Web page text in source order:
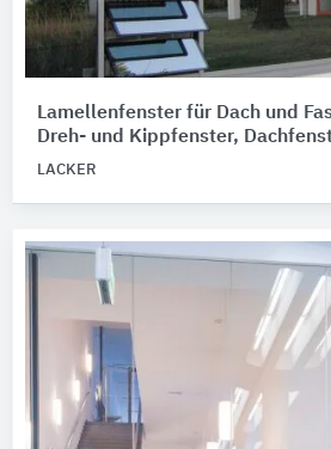
Lamellenfenster für Dach und
Dreh- und Kippfenster,
LACKER